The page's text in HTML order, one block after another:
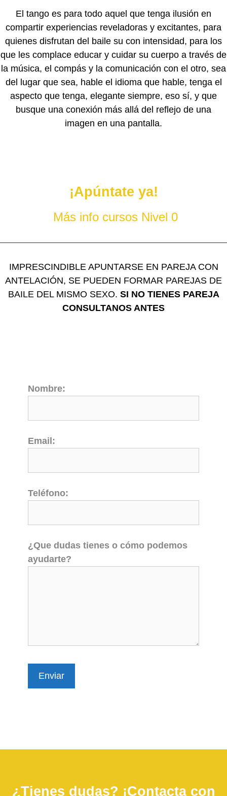
El tango es para todo aquel que tenga ilusión en
compartir experiencias reveladoras y excitantes, para
quienes disfrutan del baile su con intensidad, para los
que les complace educar y cuidar su cuerpo a través de
la música, el compás y la comunicación con el otro, sea
del lugar que sea, hable el idioma que hable, tenga el
aspecto que tenga, elegante siempre, eso sí, y que
busque una conexión más allá del reflejo de una
imagen en una pantalla.
¡Apúntate ya!
Más info cursos Nivel 0
IMPRESCINDIBLE APUNTARSE EN PAREJA CON
ANTELACIÓN, SE PUEDEN FORMAR PAREJAS DE
BAILE DEL MISMO SEXO. SI NO TIENES PAREJA
CONSULTANOS ANTES
Nombre:
Email:
Teléfono:
¿Que dudas tienes o cómo podemos
ayudarte?
Enviar
¿Tienes dudas? ¡Contacta con